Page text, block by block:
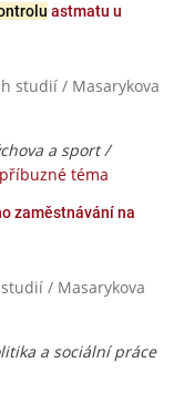
astmatu u
studií / Masarykova
a sport /
téma
zaměstnávání na
/ Masarykova
a sociální práce